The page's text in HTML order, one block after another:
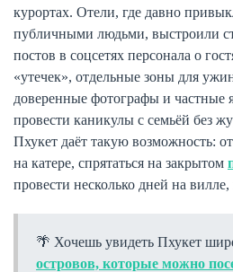
курортах. Отели, где давно
публичными людьми, выстроили
постов в соцсетях персонала о
«утечек», отдельные зоны для
доверенные фотографы и частные
провести каникулы с семьёй без
Пхукет даёт такую возможность:
на катере, спрятаться на закрытом
провести несколько дней на
Хочешь увидеть Пхукет
островов, которые можно